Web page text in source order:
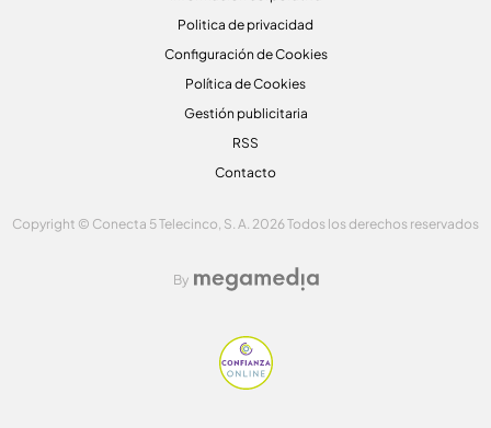
Politica de privacidad
Configuración de Cookies
Política de Cookies
Gestión publicitaria
RSS
Contacto
Copyright © Conecta 5 Telecinco, S. A. 2026 Todos los derechos reservados
By